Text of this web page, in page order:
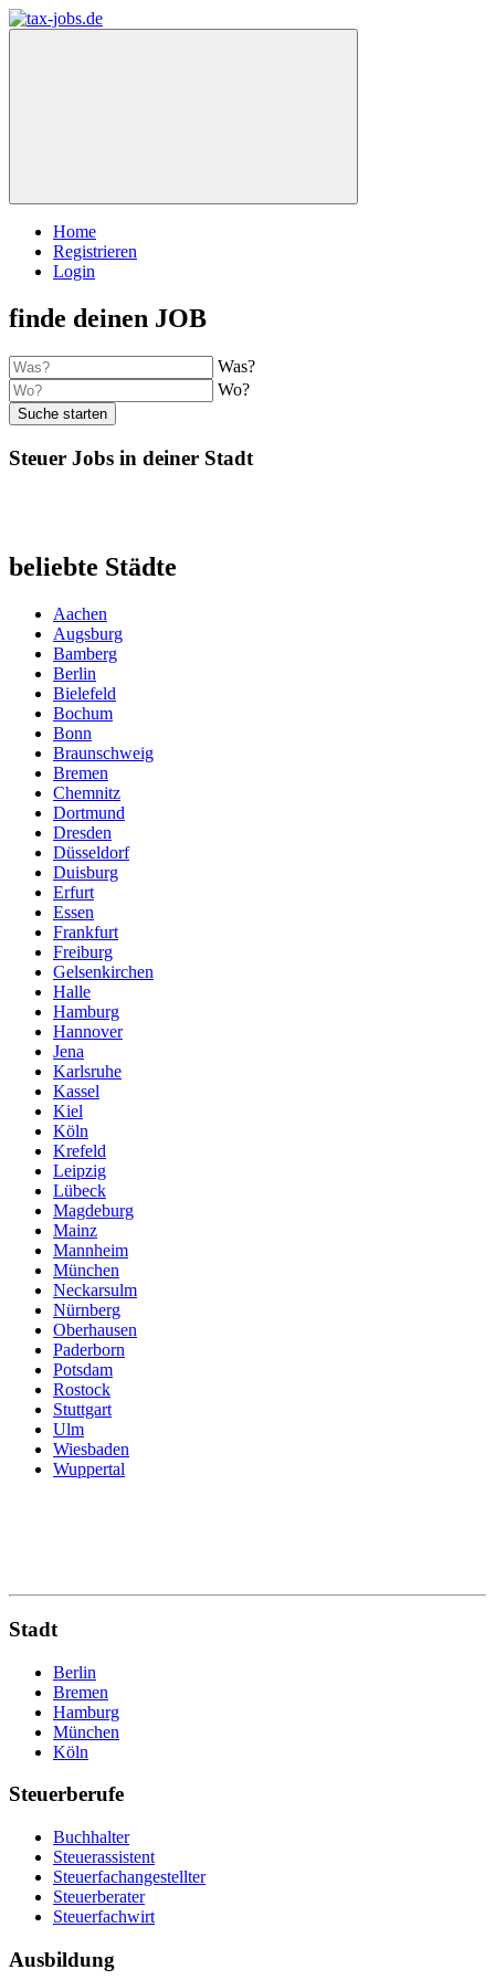
Home
Registrieren
Login
finde deinen JOB
Was?
Wo?
Suche starten
Steuer Jobs in deiner Stadt
beliebte Städte
Aachen
Augsburg
Bamberg
Berlin
Bielefeld
Bochum
Bonn
Braunschweig
Bremen
Chemnitz
Dortmund
Dresden
Düsseldorf
Duisburg
Erfurt
Essen
Frankfurt
Freiburg
Gelsenkirchen
Halle
Hamburg
Hannover
Jena
Karlsruhe
Kassel
Kiel
Köln
Krefeld
Leipzig
Lübeck
Magdeburg
Mainz
Mannheim
München
Neckarsulm
Nürnberg
Oberhausen
Paderborn
Potsdam
Rostock
Stuttgart
Ulm
Wiesbaden
Wuppertal
Stadt
Berlin
Bremen
Hamburg
München
Köln
Steuerberufe
Buchhalter
Steuerassistent
Steuerfachangestellter
Steuerberater
Steuerfachwirt
Ausbildung